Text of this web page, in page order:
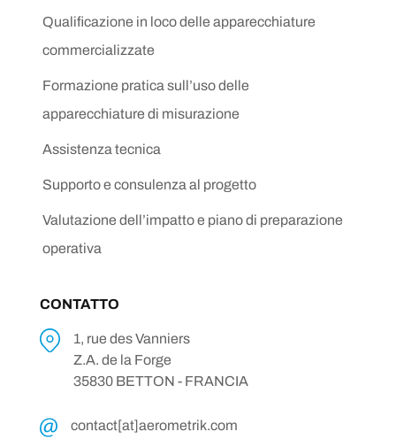
Qualificazione in loco delle apparecchiature
commercializzate
Formazione pratica sull’uso delle
apparecchiature di misurazione
Assistenza tecnica
Supporto e consulenza al progetto
Valutazione dell’impatto e piano di preparazione
operativa
CONTATTO
1, rue des Vanniers
Z.A. de la Forge
35830 BETTON - FRANCIA
contact[at]aerometrik.com